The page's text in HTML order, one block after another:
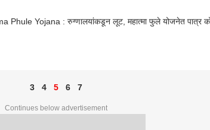
Phule Yojana : रुग्णालयांकडून लूट, महात्मा फुले योजनेत पात्र
3 4 5 6 7
Continues below advertisement